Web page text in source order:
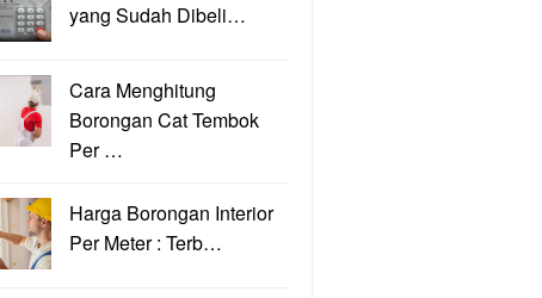
yang Sudah Dibeli…
Cara Menghitung
Borongan Cat Tembok
Per …
Harga Borongan Interior
Per Meter : Terb…